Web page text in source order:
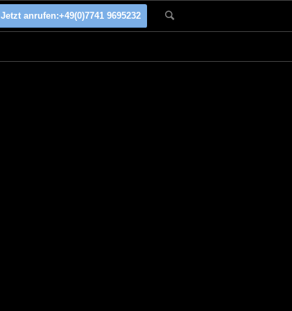
Jetzt anrufen:+49(0)7741 9695232